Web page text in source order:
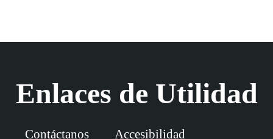
Enlaces de Utilidad
Contáctanos Accesibilidad